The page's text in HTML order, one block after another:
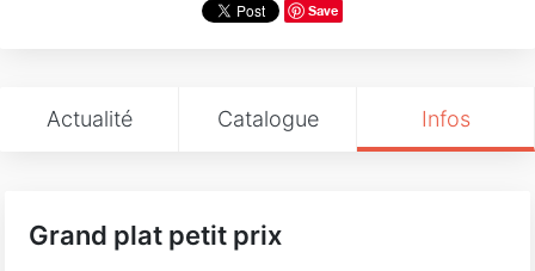
Save
Actualité Catalogue Infos
Grand plat petit prix